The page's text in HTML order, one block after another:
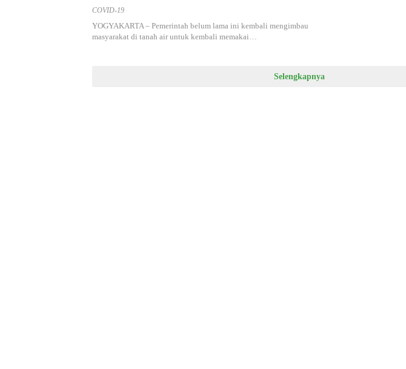
Epidemiolog
COVID-19
YOGYAKARTA – Pemerintah belum lama ini kembali mengimbau
masyarakat di tanah air untuk kembali memakai…
Selengkapnya